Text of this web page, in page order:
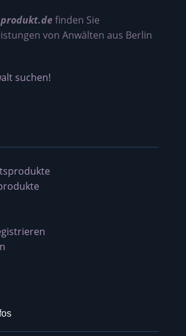
finden Sie
von Anwälten aus Berlin
suchen!